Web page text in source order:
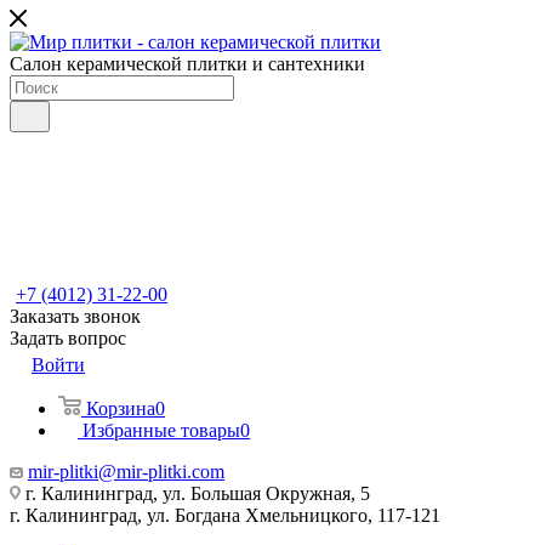
Салон керамической плитки и сантехники
+7 (4012) 31-22-00
Заказать звонок
Задать вопрос
Войти
Корзина0
Избранные товары0
mir-plitki@mir-plitki.com
г. Калининград, ул. Большая Окружная, 5
г. Калининград, ул. Богдана Хмельницкого, 117-121